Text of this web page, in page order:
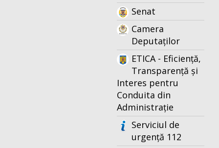
Senat
Camera
Deputaților
ETICA - Eficiență,
Transparență și
Interes pentru
Conduita din
Administrație
Serviciul de
urgență 112